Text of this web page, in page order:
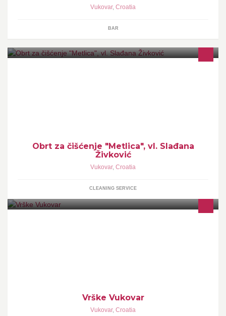
Vukovar, Croatia
BAR
Obrt za čišćenje "Metlica", vl. Slađana
Živković
Vukovar, Croatia
CLEANING SERVICE
Vrške Vukovar
Vukovar, Croatia